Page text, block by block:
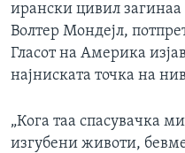
ирански цивил загинаа
Волтер Мондејл,
Гласот на Америка
најниската точка на
„Кога таа спасувачка
изгубени животи,